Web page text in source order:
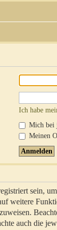
Ich habe
Mich bei
Meinen
sein,
weitere
auch die